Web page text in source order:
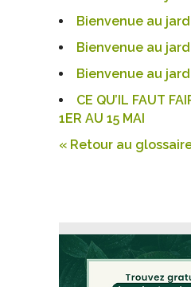
Bienvenue au
Bienvenue au
Bienvenue au
CE QU’IL FAUT
1ER AU 15 MAI
« Retour au